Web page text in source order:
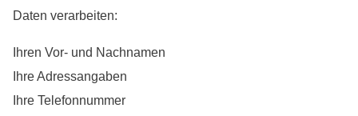
Daten verarbeiten:
Ihren Vor- und Nachnamen
Ihre Adressangaben
Ihre Telefonnummer